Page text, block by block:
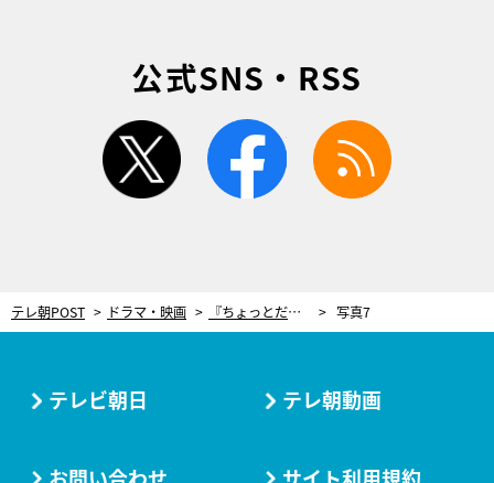
公式SNS・RSS
twitter facebook
テレ朝POST ドラマ・映画 『ちょっとだけエスパー』豪華キャスト8人が同日クランクアップ！宮﨑あおいは大号泣 写真7
テレビ朝日 テレ朝動画